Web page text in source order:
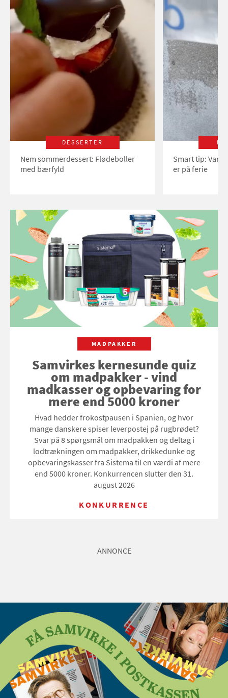
DESSERTER
Nem sommerdessert: Flødeboller
med bærfyld
Smart tip:
er på ferie
MADPAKKER
Samvirkes kernesunde quiz
om madpakker - vind
madkasser og opbevaring for
mere end 5000 kroner
Hvad hedder frokostpausen i Spanien, og hvor
mange danskere spiser leverpostej på rugbrødet?
Svar på 8 spørgsmål om madpakken og deltag i
lodtrækningen om madpakker, drikkedunke og
opbevaringskasser fra Sistema til en værdi af mere
end 5000 kroner. Konkurrencen slutter den 31.
august 2026
KONKURRENCE
ANNONCE